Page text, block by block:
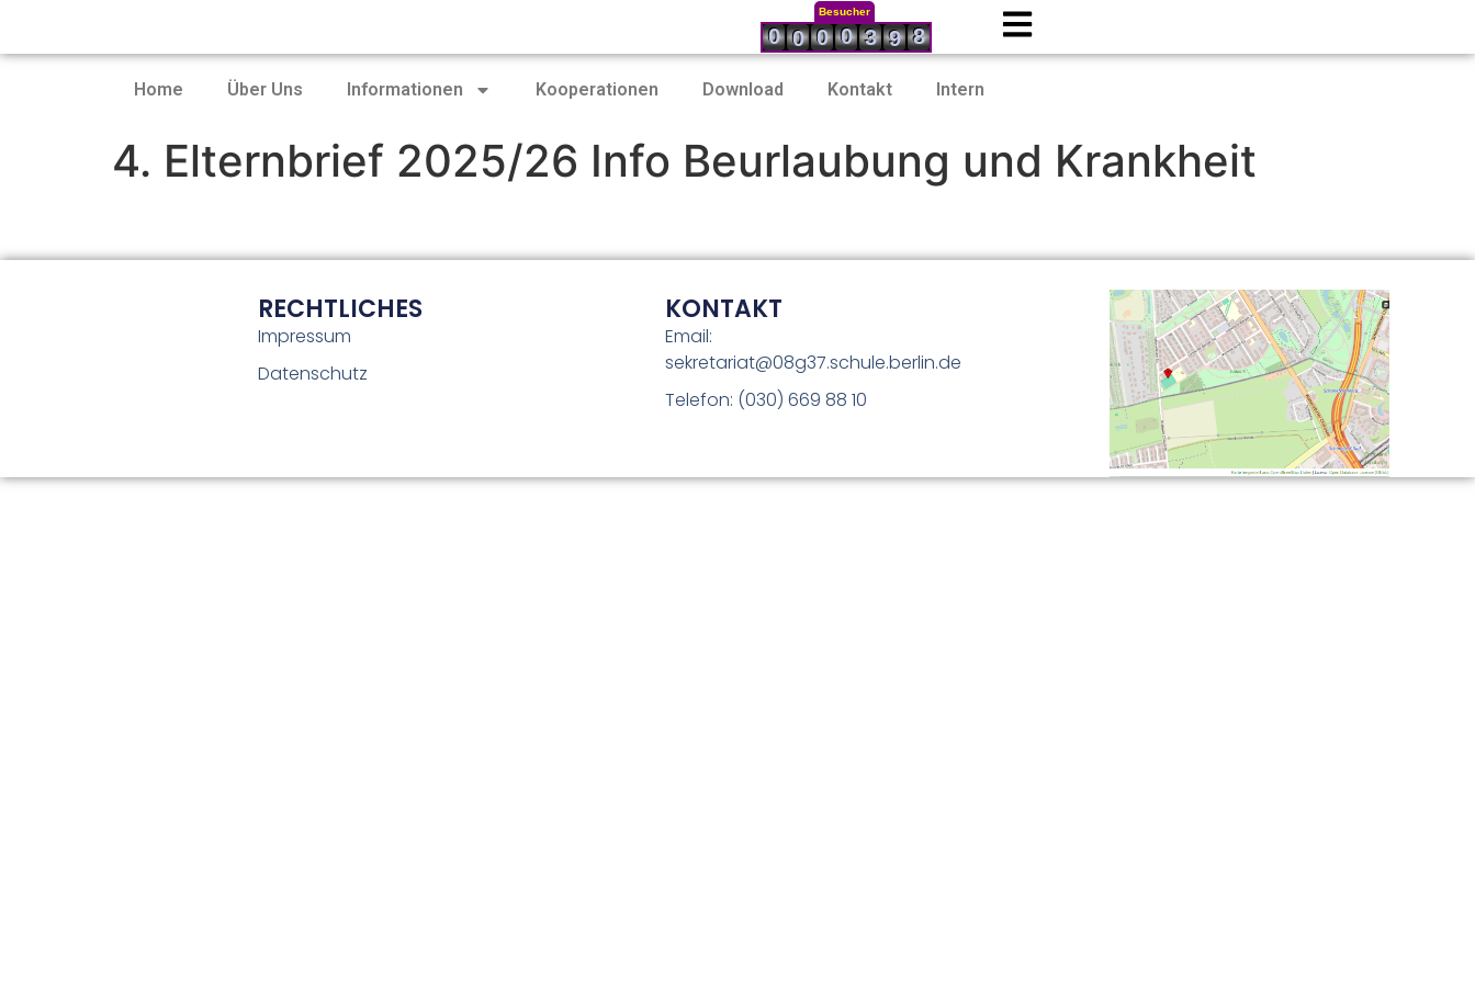
Besucher
0 0 0 0 3 9 8
Home Über Uns Informationen Kooperationen Download Kontakt Intern
4. Elternbrief 2025/26 Info Beurlaubung und Krankheit
RECHTLICHES
Impressum
Datenschutz
KONTAKT
Email:
sekretariat@08g37.schule.berlin.de
Telefon: (030) 669 88 10